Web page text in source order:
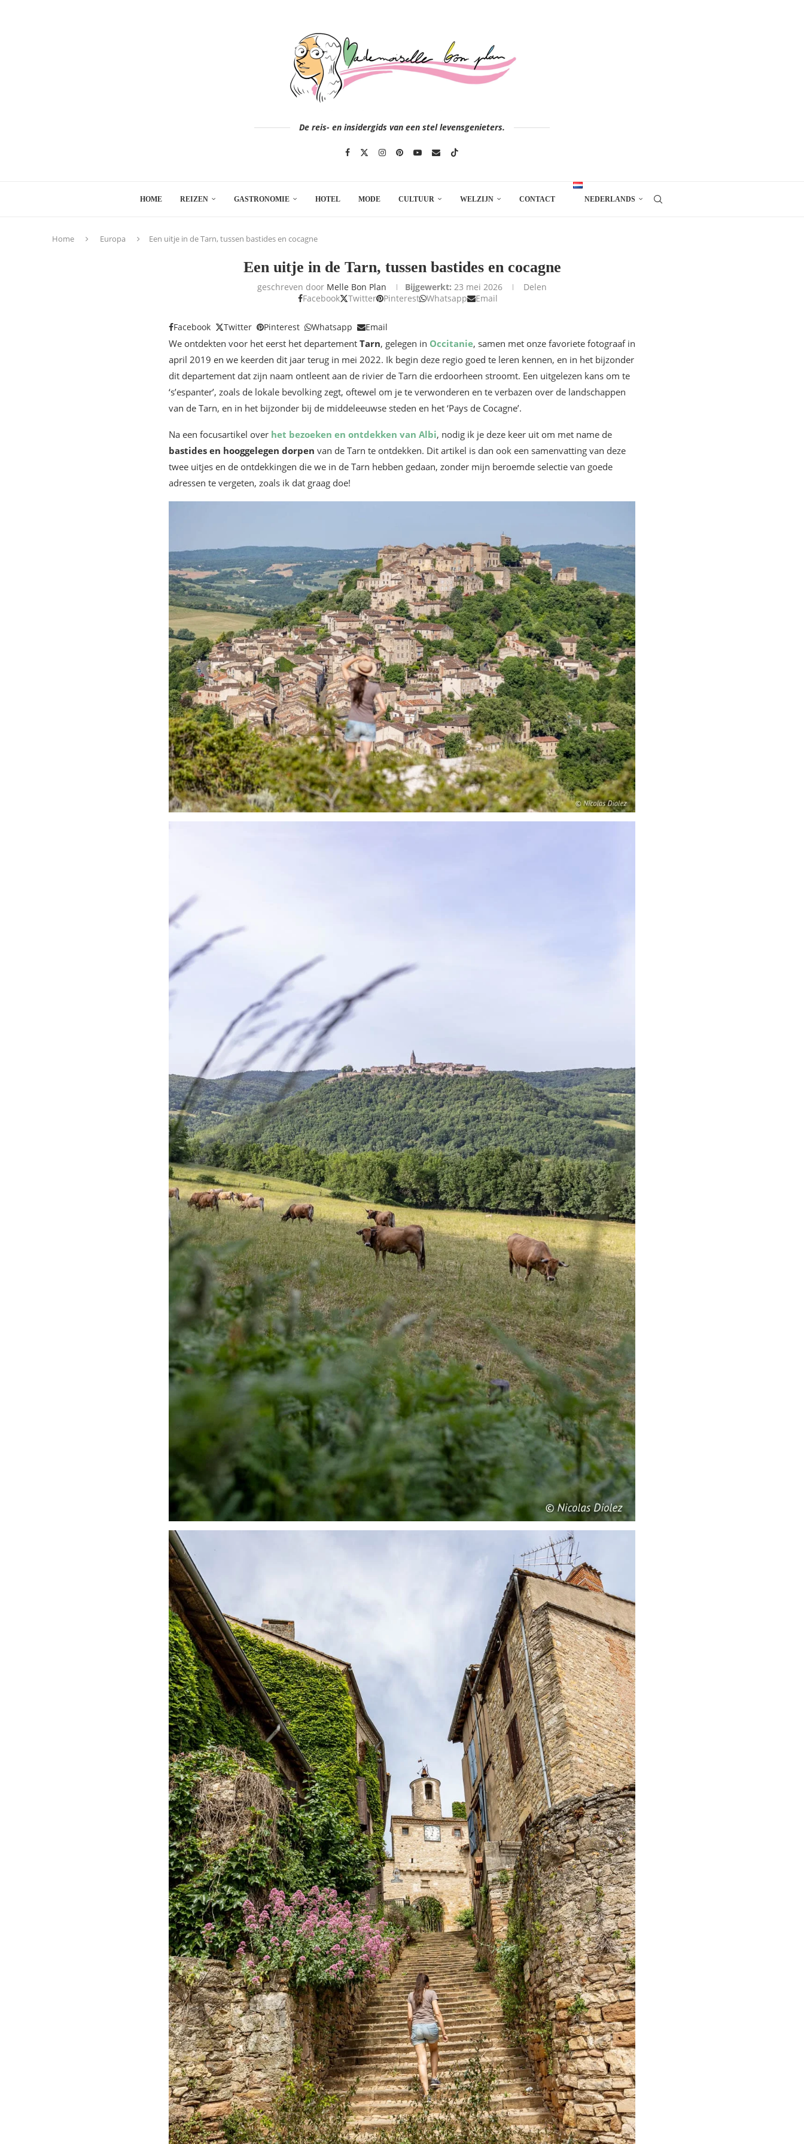
De reis- en insidergids van een stel levensgenieters.
HOME REIZEN GASTRONOMIE HOTEL MODE CULTUUR WELZIJN CONTACT NEDERLANDS
Home Europa Een uitje in de Tarn, tussen bastides en cocagne
Een uitje in de Tarn, tussen bastides en cocagne
geschreven door Melle Bon Plan Bijgewerkt: 23 mei 2026
Delen
Facebook
Twitter Pinterest Whatsapp Email
Facebook Twitter Pinterest Whatsapp Email
We ontdekten voor het eerst het departement Tarn, gelegen in Occitanie, samen met onze favoriete fotograaf in
april 2019 en we keerden dit jaar terug in mei 2022. Ik begin deze regio goed te leren kennen, en in het bijzonder
dit departement dat zijn naam ontleent aan de rivier de Tarn die erdoorheen stroomt. Een uitgelezen kans om te
‘s’espanter’, zoals de lokale bevolking zegt, oftewel om je te verwonderen en te verbazen over de landschappen
van de Tarn, en in het bijzonder bij de middeleeuwse steden en het ‘Pays de Cocagne’.
Na een focusartikel over het bezoeken en ontdekken van Albi, nodig ik je deze keer uit om met name de
bastides en hooggelegen dorpen van de Tarn te ontdekken. Dit artikel is dan ook een samenvatting van deze
twee uitjes en de ontdekkingen die we in de Tarn hebben gedaan, zonder mijn beroemde selectie van goede
adressen te vergeten, zoals ik dat graag doe!